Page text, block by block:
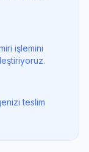
işlemini
teslim